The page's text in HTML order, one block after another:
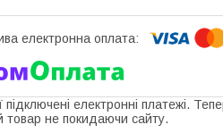
підключені електронні платежі.
товар не покидаючи сайту.